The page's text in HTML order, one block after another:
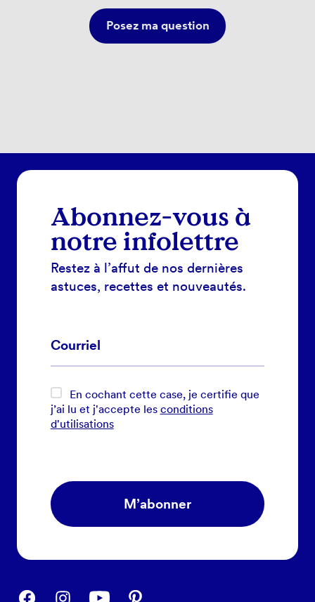
Posez ma question
Abonnez-vous à
notre infolettre
Restez à l’affut de nos dernières
astuces, recettes et nouveautés.
j’ai lu et j'accepte les conditions
d'utilisations
M’abonner